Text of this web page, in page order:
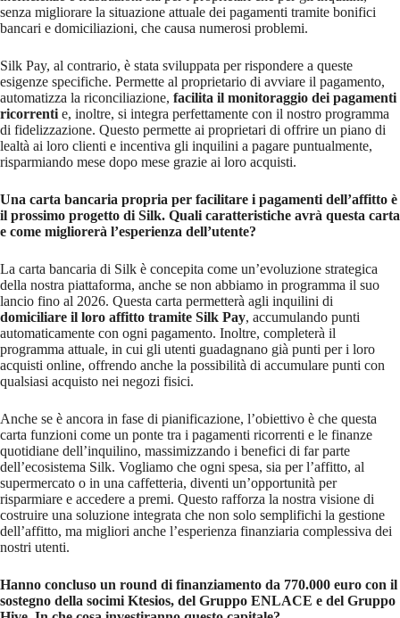
senza migliorare la situazione attuale dei pagamenti tramite bonifici
bancari e domiciliazioni, che causa numerosi problemi.
Silk Pay, al contrario, è stata sviluppata per rispondere a queste
esigenze specifiche. Permette al proprietario di avviare il pagamento,
automatizza la riconciliazione, facilita il monitoraggio dei pagamenti
ricorrenti e, inoltre, si integra perfettamente con il nostro programma
di fidelizzazione. Questo permette ai proprietari di offrire un piano di
lealtà ai loro clienti e incentiva gli inquilini a pagare puntualmente,
risparmiando mese dopo mese grazie ai loro acquisti.
Una carta bancaria propria per facilitare i pagamenti dell’affitto è
il prossimo progetto di Silk. Quali caratteristiche avrà questa carta
e come migliorerà l’esperienza dell’utente?
La carta bancaria di Silk è concepita come un’evoluzione strategica
della nostra piattaforma, anche se non abbiamo in programma il suo
lancio fino al 2026. Questa carta permetterà agli inquilini di
domiciliare il loro affitto tramite Silk Pay, accumulando punti
automaticamente con ogni pagamento. Inoltre, completerà il
programma attuale, in cui gli utenti guadagnano già punti per i loro
acquisti online, offrendo anche la possibilità di accumulare punti con
qualsiasi acquisto nei negozi fisici.
Anche se è ancora in fase di pianificazione, l’obiettivo è che questa
carta funzioni come un ponte tra i pagamenti ricorrenti e le finanze
quotidiane dell’inquilino, massimizzando i benefici di far parte
dell’ecosistema Silk. Vogliamo che ogni spesa, sia per l’affitto, al
supermercato o in una caffetteria, diventi un’opportunità per
risparmiare e accedere a premi. Questo rafforza la nostra visione di
costruire una soluzione integrata che non solo semplifichi la gestione
dell’affitto, ma migliori anche l’esperienza finanziaria complessiva dei
nostri utenti.
Hanno concluso un round di finanziamento da 770.000 euro con il
sostegno della socimi Ktesios, del Gruppo ENLACE e del Gruppo